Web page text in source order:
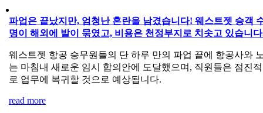
파업은 끝났지만, 엄청난 혼란을 남겼습니다! 웨스트젯 승객
명이 해외에 발이 묶였고, 비용은 천정부지로 치솟고 있습니
웨스트젯 항공 승무원들의 단 하루 만의 파업 끝에 항공사와
는 마침내 새로운 임시 합의안에 도달했으며, 직원들은 점진
로 업무에 복귀할 것으로 예상됩니다.
read more